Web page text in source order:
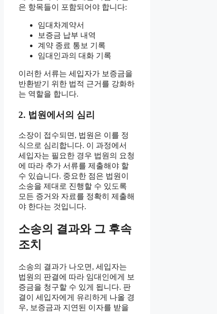
은 항목들이 포함되어야 합니다:
임대차계약서
보증금 납부 내역
계약 종료 통보 기록
임대인과의 대화 기록
이러한 서류는 세입자가 보증금을
반환받기 위한 법적 근거를 강화하
는 역할을 합니다.
2. 법원에서의 심리
소장이 접수되면, 법원은 이를 정
식으로 심리합니다. 이 과정에서
세입자는 필요한 경우 법원의 요청
에 따라 추가 서류를 제출해야 할
수 있습니다. 중요한 점은 법원이
소송을 제대로 진행할 수 있도록
모든 증거와 자료를 정확히 제출해
야 한다는 것입니다.
소송의 결과와 그 후속
조치
소송의 결과가 나오면, 세입자는
법원의 판결에 따라 임대인에게 보
증금을 청구할 수 있게 됩니다. 판
결이 세입자에게 유리하게 나올 경
우, 보증금과 지연된 이자를 받을